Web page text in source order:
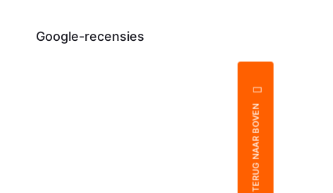
Google-recensies
TERUG NAAR BOVEN